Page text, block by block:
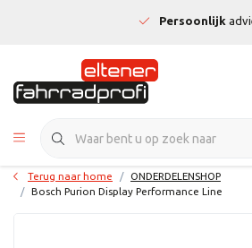
Persoonlijk
Terug naar home
ONDERDELENSHOP
Bosch Purion Display Performance Line